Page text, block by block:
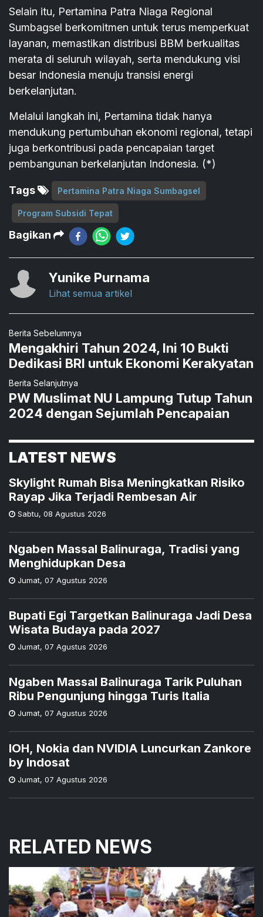
Selain itu, Pertamina Patra Niaga Regional
Sumbagsel berkomitmen untuk terus memperkuat
layanan, memastikan distribusi BBM berkualitas
merata di seluruh wilayah, serta mendukung visi
besar Indonesia menuju transisi energi
berkelanjutan.
Melalui langkah ini, Pertamina tidak hanya
mendukung pertumbuhan ekonomi regional, tetapi
juga berkontribusi pada pencapaian target
pembangunan berkelanjutan Indonesia. (*)
Tags Pertamina Patra Niaga Sumbagsel
Program Subsidi Tepat
Bagikan
Yunike Purnama
Lihat semua artikel
Berita Sebelumnya
Mengakhiri Tahun 2024, Ini 10 Bukti
Dedikasi BRI untuk Ekonomi Kerakyatan
Berita Selanjutnya
PW Muslimat NU Lampung Tutup Tahun
2024 dengan Sejumlah Pencapaian
LATEST NEWS
Skylight Rumah Bisa Meningkatkan Risiko
Rayap Jika Terjadi Rembesan Air
Sabtu, 08 Agustus 2026
Ngaben Massal Balinuraga, Tradisi yang
Menghidupkan Desa
Jumat, 07 Agustus 2026
Bupati Egi Targetkan Balinuraga Jadi Desa
Wisata Budaya pada 2027
Jumat, 07 Agustus 2026
Ngaben Massal Balinuraga Tarik Puluhan
Ribu Pengunjung hingga Turis Italia
Jumat, 07 Agustus 2026
IOH, Nokia dan NVIDIA Luncurkan Zankore
by Indosat
Jumat, 07 Agustus 2026
RELATED NEWS